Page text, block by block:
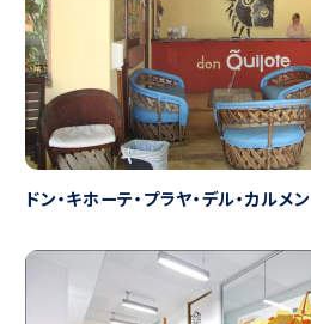
ドン・キホーテ・プラヤ・デル・カルメン